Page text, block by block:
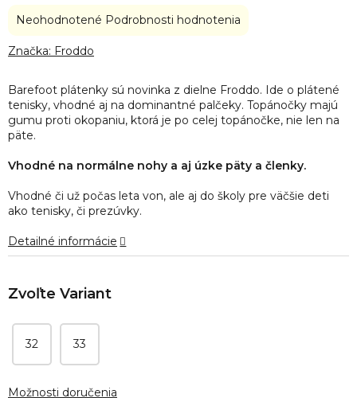
32 33
Možnosti doručenia
Barefoot plátenky sú novinka z dielne Froddo. Ide o plátené
tenisky, vhodné aj na dominantné palčeky. Topánočky majú
gumu proti okopaniu, ktorá je po celej topánočke, nie len na
päte.
Vhodné na normálne nohy a aj úzke päty a členky.
Vhodné či už počas leta von, ale aj do školy pre väčšie deti
ako tenisky, či prezúvky.
Detailné informácie
Priemerné
produktu
z
5
hviezdičiek.
Neohodnotené Podrobnosti hodnotenia
Značka: Froddo